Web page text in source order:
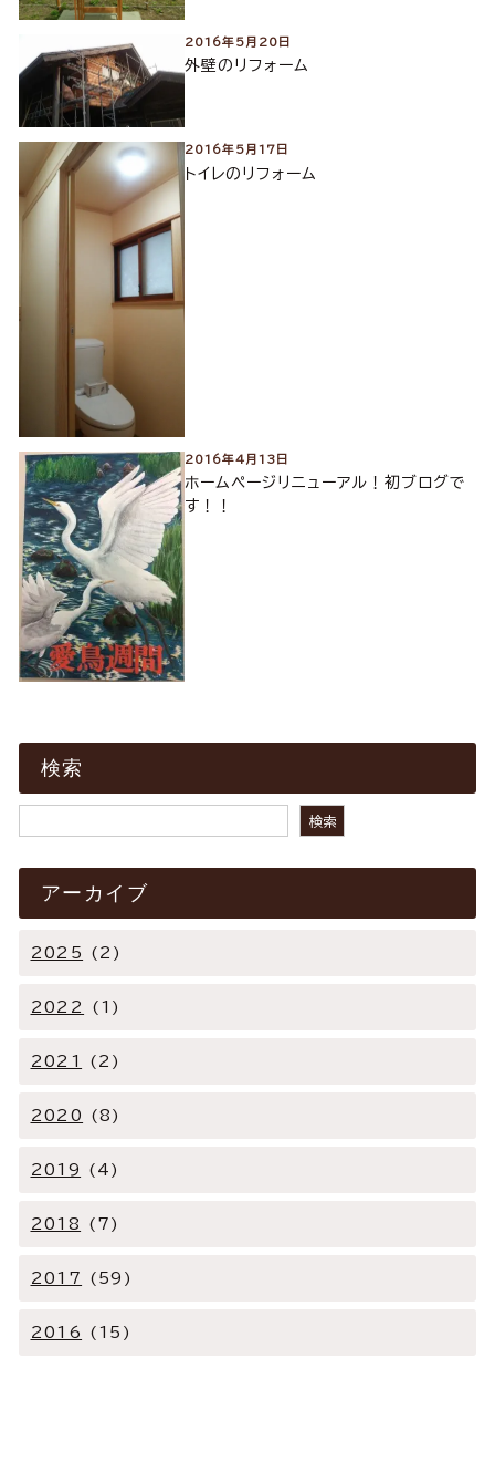
2016年5月20日
外壁のリフォーム
2016年5月17日
トイレのリフォーム
2016年4月13日
ホームページリニューアル！初ブログで
す！！
検索
検索
アーカイブ
2025 (2)
2022 (1)
2021 (2)
2020 (8)
2019 (4)
2018 (7)
2017 (59)
2016 (15)